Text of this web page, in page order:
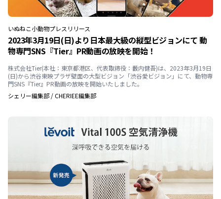
いぬねこ小動物プレスリリース
2023年3月19日(日)より日本最大級の縦型ビジョンにて 動
物専門SNS『Tier』PR動画の放映を開始！
株式会社Tier(本社：東京都港区、代表取締役：藪内健吾)は、2023年3月19日
(日)から渋谷東映プラザ壁面の大型ビジョン「渋谷愛ビジョン」にて、動物専
門SNS『Tier』PR動画の放映を開始いたしました。
シェリー編集部 /CHERIEE編集部